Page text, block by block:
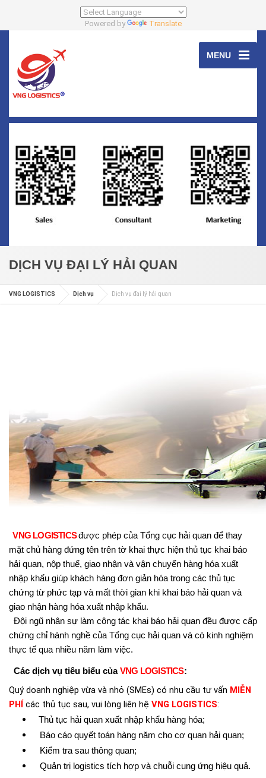
Powered by Translate
MENU
DỊCH VỤ ĐẠI LÝ HẢI QUAN
VNG LOGISTICS Dịch vụ Dịch vụ đại lý hải quan
VNG LOGISTICSđược phép của Tổng cục hải quan để thay
mặt chủ hàng đứng tên trên tờ khai thực hiện thủ tục khai báo
hải quan, nộp thuế, giao nhận và vận chuyển hàng hóa xuất
nhập khẩu giúp khách hàng đơn giản hóa trong các thủ tục
chứng từ phức tạp và mất thời gian khi khai báo hải quan và
giao nhận hàng hóa xuất nhập khẩu.
Đội ngũ nhân sự làm công tác khai báo hải quan đều được cấp
chứng chỉ hành nghề của Tổng cục hải quan và có kinh nghiệm
thực tế qua nhiều năm làm việc.
Các dịch vụ tiêu biểu củaVNG LOGISTICS:
Quý doanh nghiệp vừa và nhỏ (SMEs) có nhu cầu tư vấn MIỄN
PHÍ các thủ tục sau, vui lòng liên hệ VNG LOGISTICS:
Thủ tục hải quan xuất nhập khẩu hàng hóa;
Báo cáo quyết toán hàng năm cho cơ quan hải quan;
Kiểm tra sau thông quan;
Quản trị logistics tích hợp và chuỗi cung ứng hiệu quả.